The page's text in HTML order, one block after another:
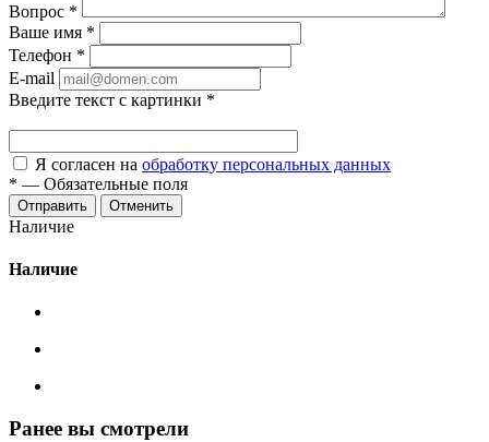
Вопрос *
Ваше имя *
Телефон *
E-mail
Введите текст с картинки *
Я согласен на обработку персональных данных
* — Обязательные поля
Отменить
Наличие
Наличие
Ранее вы смотрели